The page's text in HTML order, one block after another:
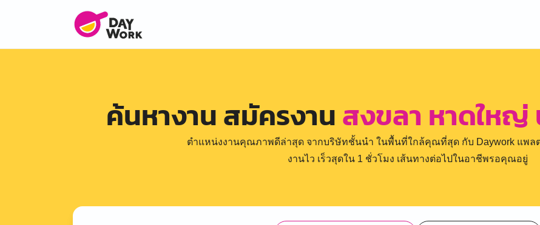
ค้นหางาน สมัครงานสงขลา หาดใหญ่
ตำแหน่งงานคุณภาพดีล่าสุด จากบริษัทชั้นนำ ในพื้นที่ใกล้คุณที่สุด กับ Daywork แพ
งานไว เร็วสุดใน 1 ชั่วโมง เส้นทางต่อไปในอาชีพรอคุณอยู่